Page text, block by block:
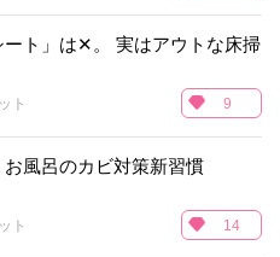
ート」は✕。 実はアウトな床掃
ト 9
風呂のカビ対策新習慣
ト 14